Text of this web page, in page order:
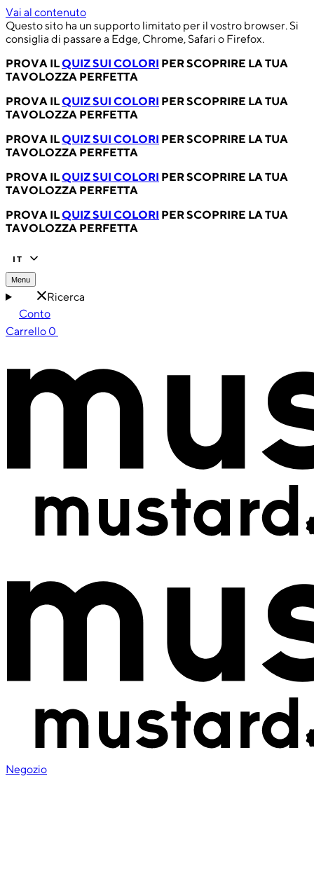
Vai al contenuto
Questo sito ha un supporto limitato per il vostro browser. Si
consiglia di passare a Edge, Chrome, Safari o Firefox.
PROVA ILQUIZ SUI COLORI PER SCOPRIRE LA TUA
TAVOLOZZA PERFETTA
PROVA ILQUIZ SUI COLORI PER SCOPRIRE LA TUA
TAVOLOZZA PERFETTA
PROVA ILQUIZ SUI COLORI PER SCOPRIRE LA TUA
TAVOLOZZA PERFETTA
PROVA ILQUIZ SUI COLORI PER SCOPRIRE LA TUA
TAVOLOZZA PERFETTA
PROVA ILQUIZ SUI COLORI PER SCOPRIRE LA TUA
TAVOLOZZA PERFETTA
IT
Menu
Ricerca
Conto
Carrello 0
Negozio